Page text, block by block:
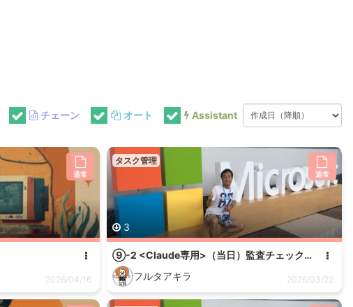
チェーン オート Assistant
通常
2026/04/16
タスク管理
通常
3
⑨-2 <Claude専用>（当日）監査チェックリスト作成 v2.1_コピー
フルタアキラ
2026/03/22